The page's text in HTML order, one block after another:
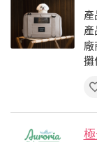
產
產
廠
攤